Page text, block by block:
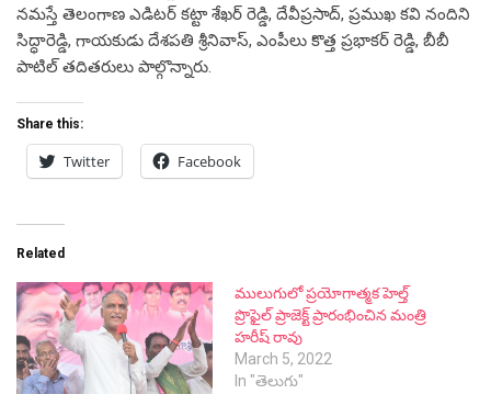
నమస్తే తెలంగాణ ఎడిటర్ కట్టా శేఖర్ రెడ్డి, దేవీప్రసాద్, ప్రముఖ కవి నందిని
సిద్ధారెడ్డి, గాయకుడు దేశపతి శ్రీనివాస్, ఎంపీలు కొత్త ప్రభాకర్ రెడ్డి, బీబీ
పాటిల్ తదితరులు పాల్గొన్నారు.
Share this:
Twitter Facebook
Related
ములుగులో ప్రయోగాత్మక హెల్త్
ప్రొఫైల్ ప్రాజెక్ట్ ప్రారంభించిన మంత్రి
హరీష్ రావు
March 5, 2022
In "తెలుగు"